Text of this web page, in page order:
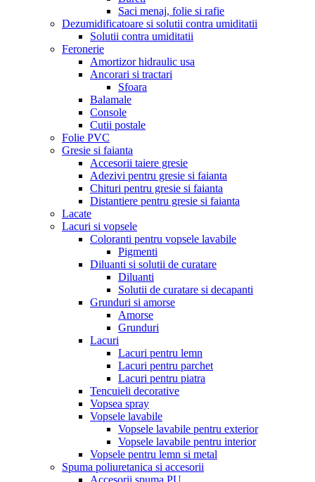
Saci menaj, folie si rafie
Dezumidificatoare si solutii contra umiditatii
Solutii contra umiditatii
Feronerie
Amortizor hidraulic usa
Ancorari si tractari
Sfoara
Balamale
Console
Cutii postale
Folie PVC
Gresie si faianta
Accesorii taiere gresie
Adezivi pentru gresie si faianta
Chituri pentru gresie si faianta
Distantiere pentru gresie si faianta
Lacate
Lacuri si vopsele
Coloranti pentru vopsele lavabile
Pigmenti
Diluanti si solutii de curatare
Diluanti
Solutii de curatare si decapanti
Grunduri si amorse
Amorse
Grunduri
Lacuri
Lacuri pentru lemn
Lacuri pentru parchet
Lacuri pentru piatra
Tencuieli decorative
Vopsea spray
Vopsele lavabile
Vopsele lavabile pentru exterior
Vopsele lavabile pentru interior
Vopsele pentru lemn si metal
Spuma poliuretanica si accesorii
Accesorii spuma PU